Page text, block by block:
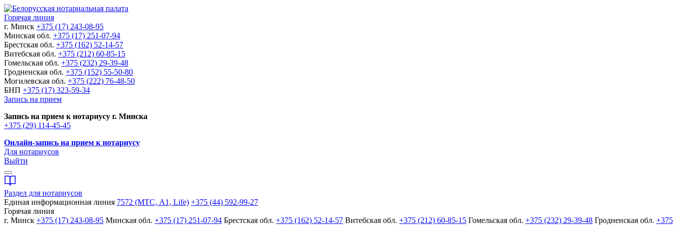
Горячая линия
г. Минск +375 (17) 243-08-95
Минская обл. +375 (17) 251-07-94
Брестская обл. +375 (162) 52-14-57
Витебская обл. +375 (212) 60-85-15
Гомельская обл. +375 (232) 29-39-48
Гродненская обл. +375 (152) 55-50-80
Могилевская обл. +375 (222) 76-48-50
БНП +375 (17) 323-59-34
Запись на прием
Запись на прием к нотариусу г. Минска
+375 (29) 114-45-45
Онлайн-запись на прием к нотариусу
Для нотариусов
Выйти
Раздел для нотариусов
Единая информационная линия 7572 (МТС, A1, Life) +375 (44) 592-99-27
Горячая линия
г. Минск +375 (17) 243-08-95 Минская обл. +375 (17) 251-07-94 Брестская обл. +375 (162) 52-14-57 Витебская обл. +375 (212) 60-85-15 Гомельская обл. +375 (232) 29-39-48 Гродненская обл. +375